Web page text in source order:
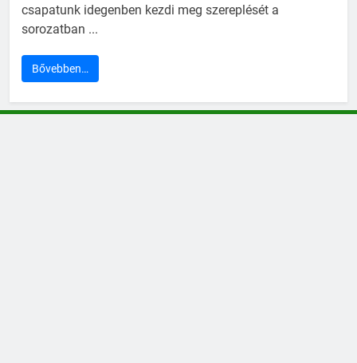
csapatunk idegenben kezdi meg szereplését a
sorozatban ...
Bővebben…